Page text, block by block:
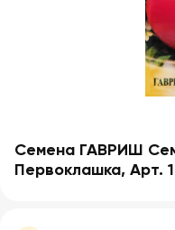
Семена ГАВРИШ
Первоклашка, Арт.